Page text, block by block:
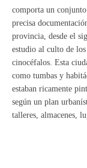
comporta un
precisa
provincia, desde el
estudio al culto de
cinocéfalos. Esta
como tumbas y
estaban ricamente
según un plan
talleres, almacenes,